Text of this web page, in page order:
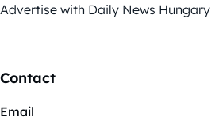
Advertise with Daily News Hungary
Contact
Email